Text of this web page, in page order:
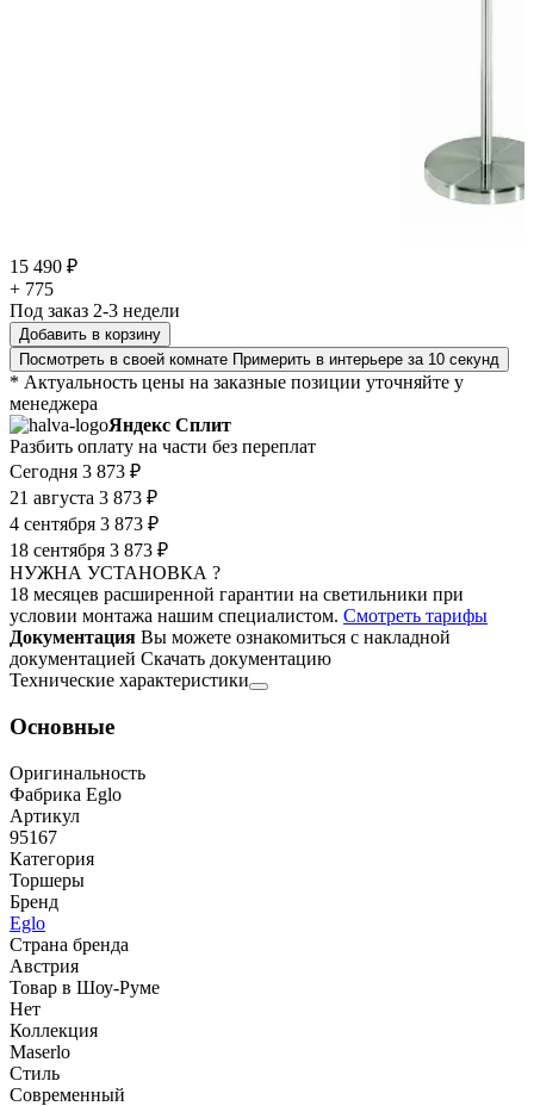
15 490 ₽
+ 775
Под заказ 2-3 недели
Добавить в корзину
Посмотреть в своей комнате Примерить в интерьере за 10 секунд
* Актуальность цены на заказные позиции уточняйте у
менеджера
Яндекс Сплит
Разбить оплату на части без переплат
Сегодня 3 873 ₽
21 августа 3 873 ₽
4 сентября 3 873 ₽
18 сентября 3 873 ₽
НУЖНА УСТАНОВКА ?
18 месяцев расширенной гарантии на светильники при
условии монтажа нашим специалистом. Смотреть тарифы
Документация Вы можете ознакомиться с накладной
документацией Скачать документацию
Технические характеристики
Основные
Оригинальность
Фабрика Eglo
Артикул
95167
Категория
Торшеры
Бренд
Eglo
Страна бренда
Австрия
Товар в Шоу-Руме
Нет
Коллекция
Maserlo
Стиль
Современный